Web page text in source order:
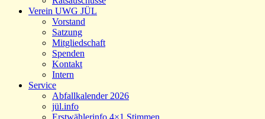
Verein UWG JÜL
Vorstand
Satzung
Mitgliedschaft
Spenden
Kontakt
Intern
Service
Abfallkalender 2026
jül.info
Erstwählerinfo 4×1 Stimmen